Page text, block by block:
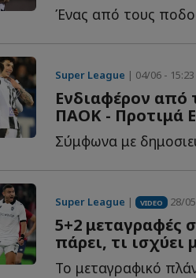
Super League | 04/06 - 15:23
Ενδιαφέρον από
ΠΑΟΚ - Προτιμά
Super League | VIDEO 28/
5+2 μεταγραφές
πάρει, τι ισχύει
Το μεταγραφικό